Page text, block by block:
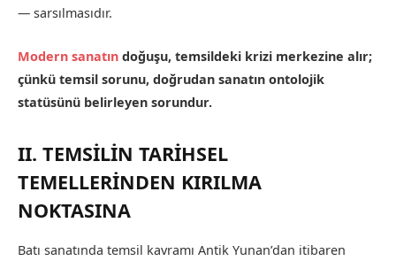
— sarsılmasıdır.
Modern sanatın doğuşu, temsildeki krizi merkezine alır;
çünkü temsil sorunu, doğrudan sanatın ontolojik
statüsünü belirleyen sorundur.
II. TEMSİLİN TARİHSEL
TEMELLERİNDEN KIRILMA
NOKTASINA
Batı sanatında temsil kavramı Antik Yunan’dan itibaren